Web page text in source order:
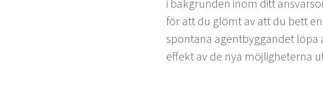
i bak­grun­den inom ditt
för att du glömt av att du bett en
spon­tana agent­byg­gan­det löpa
effekt av de nya möj­ligheter­na